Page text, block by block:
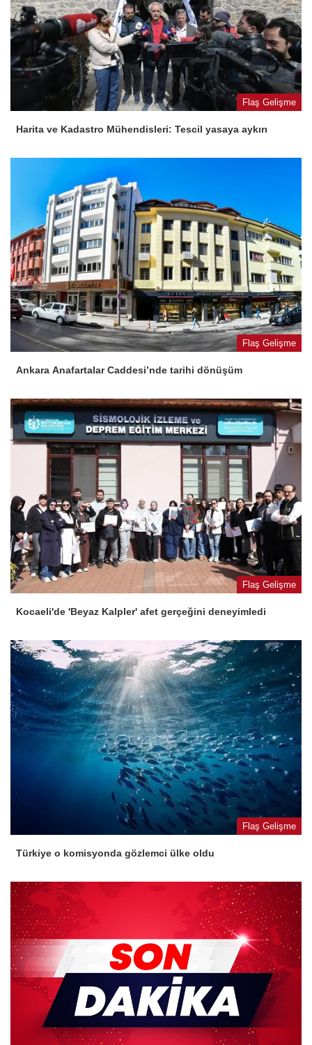
Flaş Gelişme
Harita ve Kadastro Mühendisleri: Tescil yasaya aykırı
Flaş Gelişme
Ankara Anafartalar Caddesi’nde tarihi dönüşüm
Flaş Gelişme
Kocaeli'de 'Beyaz Kalpler' afet gerçeğini deneyimledi
Flaş Gelişme
Türkiye o komisyonda gözlemci ülke oldu